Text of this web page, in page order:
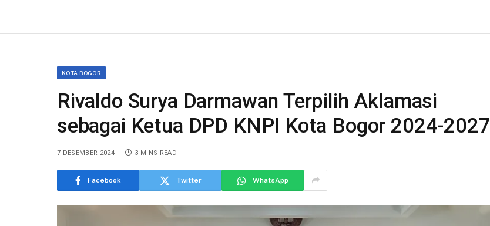
KOTA BOGOR
Rivaldo Surya Darmawan Terpilih Aklamasi
sebagai Ketua DPD KNPI Kota Bogor 2024-2027
7 DESEMBER 2024 3 MINS READ
Facebook Twitter WhatsApp